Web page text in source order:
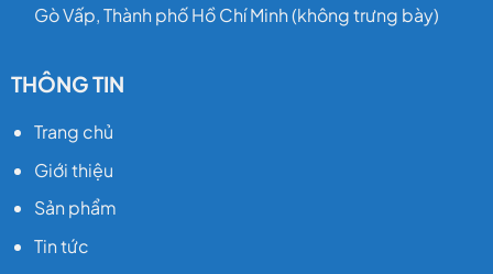
Gò Vấp, Thành phố Hồ Chí Minh (không trưng bày)
THÔNG TIN
Trang chủ
Giới thiệu
Sản phẩm
Tin tức